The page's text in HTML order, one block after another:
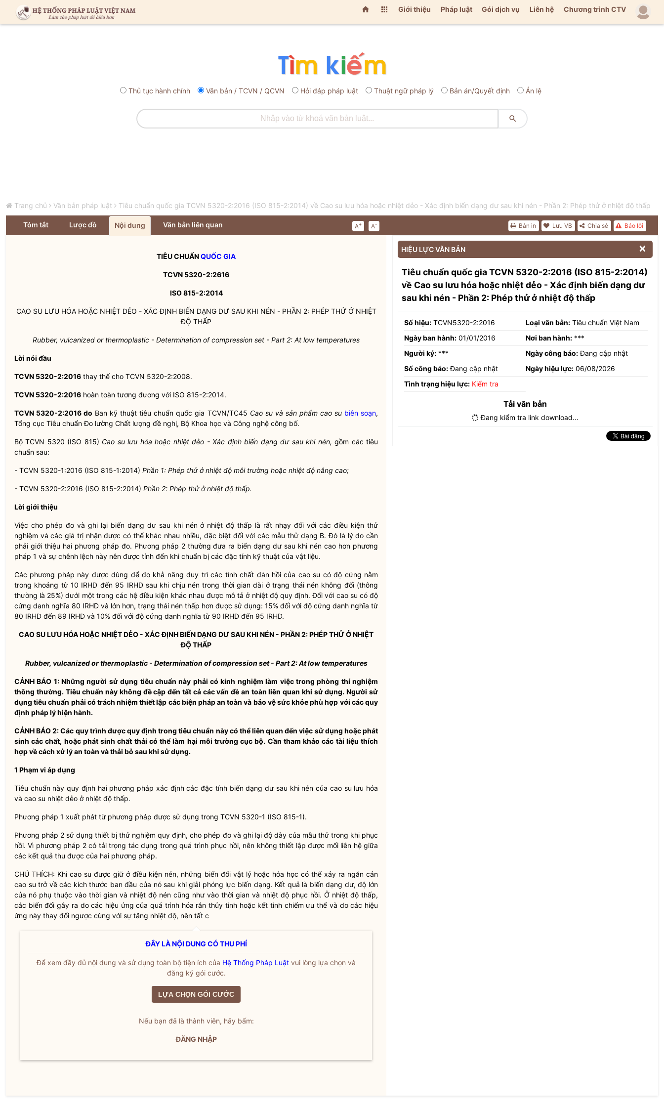
  Giới thiệu Pháp luật Gói dịch vụ Liên hệ Chương trình CTV
Thủ tục hành chính Văn bản / TCVN / QCVN Hỏi đáp pháp luật Thuật ngữ pháp lý Bản án/Quyết định Án lệ

Trang chủ Văn bản pháp luật Tiêu chuẩn quốc gia TCVN 5320-2:2016 (ISO 815-2:2014) về Cao su lưu hóa hoặc nhiệt dẻo - Xác định biến dạng dư sau khi nén - Phần 2: Phép thử ở nhiệt độ thấp
Tóm tắt Lược đồ Nội dung Văn bản liên quan A+ A- Báo lỗi
Chia sẻ
Lưu VB
Bản in
TIÊU CHUẨNQUỐC GIA
TCVN 5320-2:2616
ISO 815-2:2014
CAO SU LƯU HÓA HOẶC NHIỆT DẺO - XÁC ĐỊNH BIẾN DẠNG DƯ SAU KHI NÉN - PHẦN 2: PHÉP THỬ Ở NHIỆT
ĐỘ THẤP
Rubber, vulcanized or thermoplastic - Determination of compression set - Part 2: At low temperatures
Lời nói đầu
TCVN 5320-2:2016 thay thế cho TCVN 5320-2:2008.
TCVN 5320-2:2016 hoàn toàn tương đương với ISO 815-2:2014.
TCVN 5320-2:2016 do Ban kỹ thuật tiêu chuẩnquốc gia TCVN/TC45 Cao su và sản phẩm cao su biên soạn,
Tổng cục Tiêu chuẩn Đo lường Chất lượng đề nghị, Bộ Khoa học và Công nghệ công bố.
Bộ TCVN 5320 (ISO 815) Cao su lưu hóa hoặc nhiệt dẻo - Xác định biến dạng dư sau khi nén, gồm các tiêu
chuẩn sau:
- TCVN 5320-1:2016 (ISO 815-1:2014) Phần 1: Phép thử ở nhiệt độ môi trường hoặc nhiệt độ nâng cao;
- TCVN 5320-2:2016 (ISO 815-2:2014) Phần 2: Phép thử ở nhiệt độ thấp.
Lời giới thiệu
Việc cho phép đo và ghi lại biến dạng dư sau khi nén ở nhiệt độ thấp là rất nhạy đối với các điều kiện thử
nghiệm và các giá trị nhận được có thể khác nhau nhiều, đặc biệt đối với các mẫu thử dạng B. Đó là lý do cần
phải giới thiệu hai phương pháp đo. Phương pháp 2 thường đưa ra biến dạng dư sau khi nén cao hơn phương
pháp 1 và sự chênh lệch này nên được tính đến khi chuẩn bị các đặc tính kỹ thuật của vật liệu.
Các phương pháp này được dùng để đo khả năng duy trì các tính chất đàn hồi của cao su có độ cứng nằm
trong khoảng từ 10 IRHD đến 95 IRHD sau khi chịu nén trong thời gian dài ở trạng thái nén không đổi (thông
thường là 25%) dưới một trong các hệ điều kiện khác nhau được mô tả ở nhiệt độ quy định. Đối với cao su có độ
cứng danh nghĩa 80 IRHD và lớn hơn, trạng thái nén thấp hơn được sử dụng: 15% đối với độ cứng danh nghĩa từ
80 IRHD đến 89 IRHD và 10% đối với độ cứng danh nghĩa từ 90 IRHD đến 95 IRHD.
CAO SU LƯU HÓA HOẶC NHIỆT DẺO - XÁC ĐỊNH BIẾN DẠNG DƯSAU KHI NÉN - PHẦN 2: PHÉP THỬ Ở NHIỆT
ĐỘTHẤP
Rubber, vulcanized or thermoplastic - Determination of compression set- Part 2: At low temperatures
CẢNH BÁO 1: Những người sử dụng tiêu chuẩn này phải có kinh nghiệm làm việc trong phòng thí nghiệm
thông thường. Tiêu chuẩn này không đề cập đến tất cả các vấn đề an toàn liên quan khi sửdụng. Người sử
dụng tiêu chuẩn phải có trách nhiệm thiết lập các biện pháp an toàn và bảo vệ sức khỏephù hợp với các quy
định pháp lý hiện hành.
CẢNH BÁO 2: Các quy trình được quy định trong tiêu chuẩn này có thể liên quan đến việc sử dụng hoặc phát
sinh các chất, hoặc phát sinh chất thải có thể làm hại môi trường cục bộ. Cần tham khảo các tài liệu thích
hợp về cách xử lý an toàn và thải bỏ sau khi sử dụng.
1 Phạm vi áp dụng
Tiêu chuẩn này quy định hai phương pháp xác định các đặc tính biến dạng dư sau khi nén của cao su lưu hóa
và cao su nhiệt dẻo ở nhiệt độ thấp.
Phương pháp 1 xuất phát từ phương pháp được sử dụng trong TCVN 5320-1 (ISO 815-1).
Phương pháp 2 sử dụng thiết bị thử nghiệm quy định, cho phép đo và ghi lại độ dày của mẫu thử trong khi phục
hồi. Vì phương pháp 2 có tải trọng tác dụng trong quá trình phục hồi, nên không thiết lập được mối liên hệ giữa
các kết quả thu được của hai phương pháp.
CHÚ THÍCH: Khi cao su được giữ ở điều kiện nén, những biến đổi vật lý hoặc hóa học có thể xảy ra ngăn cản
cao su trở về các kích thước ban đầu của nó sau khi giải phóng lực biến dạng. Kết quả là biến dạng dư, độ lớn
của nó phụ thuộc vào thời gian và nhiệt độ nén cũng như vào thời gian và nhiệt độ phục hồi. Ở nhiệt độ thấp,
các biến đổi gây ra do các hiệu ứng của quá trình hóa rắn thủy tinh hoặc kết tinh chiếm ưu thế và do các hiệu
ứng này thay đổi ngược cùng với sự tăng nhiệt độ, nên tất c
ĐÂY LÀ NỘI DUNG CÓ THU PHÍ
Để xem đầy đủ nội dung và sử dụng toàn bộ tiện ích của Hệ Thống Pháp Luật vui lòng lựa chọn và
đăng ký gói cước.
LỰA CHỌN GÓI CƯỚC
Nếu bạn đã là thành viên, hãy bấm:
ĐĂNG NHẬP
HIỆU LỰC VĂN BẢN 
Tiêu chuẩn quốc gia TCVN 5320-2:2016 (ISO 815-2:2014)
về Cao su lưu hóa hoặc nhiệt dẻo - Xác định biến dạng dư
sau khi nén - Phần 2: Phép thử ở nhiệt độ thấp
Số hiệu: TCVN5320-2:2016 Loại văn bản: Tiêu chuẩn Việt Nam
Ngày ban hành: 01/01/2016 Nơi ban hành: ***
Người ký: *** Ngày công báo:Đang cập nhật
Số công báo:Đang cập nhật Ngày hiệu lực: 06/08/2026
Tình trạng hiệu lực: Kiểm tra
Tải văn bản
Đang kiểm tra link download...